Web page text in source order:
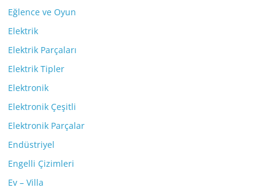
Eğlence ve Oyun
Elektrik
Elektrik Parçaları
Elektrik Tipler
Elektronik
Elektronik Çeşitli
Elektronik Parçalar
Endüstriyel
Engelli Çizimleri
Ev – Villa